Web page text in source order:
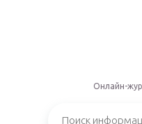
Онлайн-